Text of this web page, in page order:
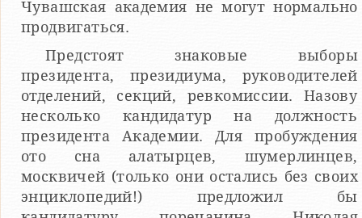
Чувашская академия не могут нормально
продвигаться.
Предстоят знаковые выборы
президента, президиума, руководителей
отделений, секций, ревкомиссии. Назову
несколько кандидатур на должность
президента Академии. Для пробуждения
ото сна алатырцев, шумерлинцев,
москвичей (только они остались без своих
энциклопедий!) предложил бы